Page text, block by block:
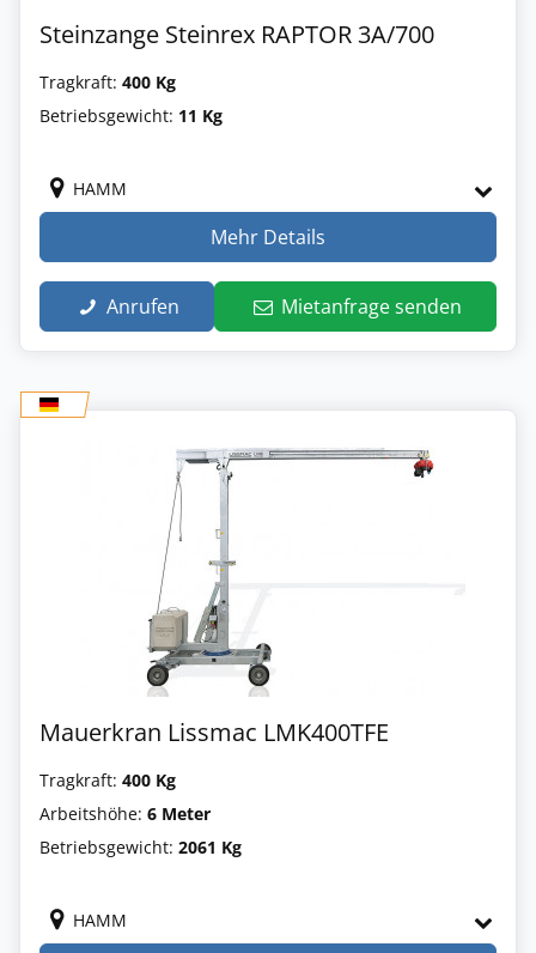
Steinzange Steinrex RAPTOR 3A/700
Tragkraft: 400 Kg
Betriebsgewicht: 11 Kg
HAMM
Mehr Details
Anrufen Mietanfrage senden
Mauerkran Lissmac LMK400TFE
Tragkraft: 400 Kg
Arbeitshöhe: 6 Meter
Betriebsgewicht: 2061 Kg
HAMM